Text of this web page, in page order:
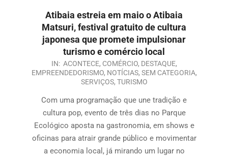
Atibaia estreia em maio o Atibaia
Matsuri, festival gratuito de cultura
japonesa que promete impulsionar
turismo e comércio local
IN: ACONTECE, COMÉRCIO, DESTAQUE,
EMPREENDEDORISMO, NOTÍCIAS, SEM CATEGORIA,
SERVIÇOS, TURISMO
Com uma programação que une tradição e
cultura pop, evento de três dias no Parque
Ecológico aposta na gastronomia, em shows e
oficinas para atrair grande público e movimentar
a economia local, já mirando um lugar no